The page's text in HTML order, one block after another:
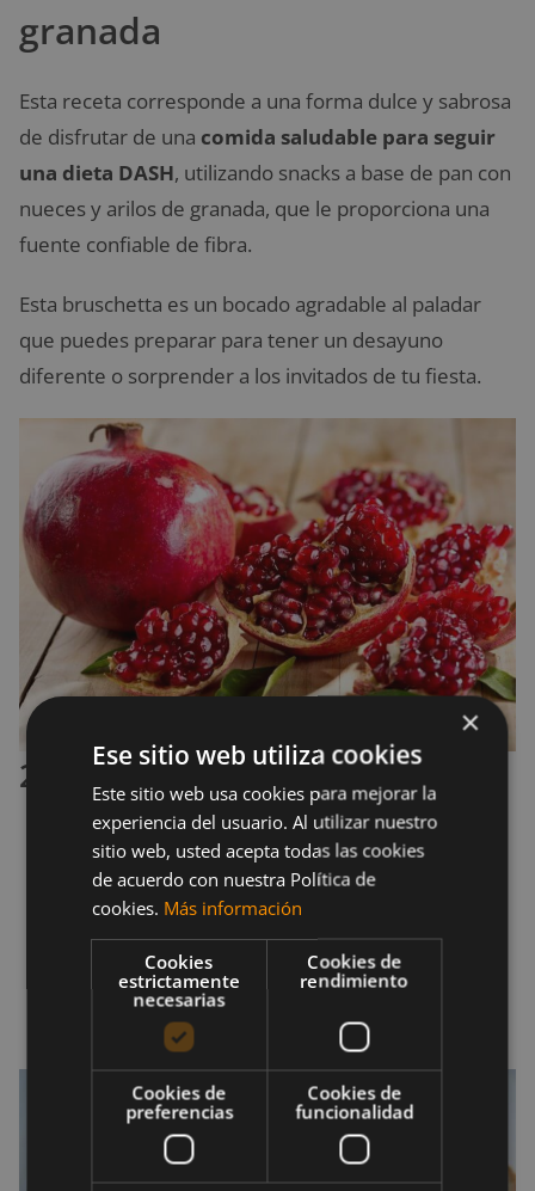
granada
Esta receta corresponde a una forma dulce y sabrosa
de disfrutar de una comida saludable para seguir
una dieta DASH, utilizando snacks a base de pan con
nueces y arilos de granada, que le proporciona una
fuente confiable de fibra.
Esta bruschetta es un bocado agradable al paladar
que puedes preparar para tener un desayuno
diferente o sorprender a los invitados de tu fiesta.
2.1 Ingredientes (4 porciones)
6 rebanadas de pan integral de nuez.
1 taza de queso ricotta, bajo en grasa.
1/2 cucharadita de ralladura de limón.
1/2 taza de arilos de granada.
2 cucharaditas de tomillo fresco.
1/4 cucharadita de sal marina.
×
Ese sitio web utiliza cookies
Este sitio web usa cookies para mejorar la
experiencia del usuario. Al utilizar nuestro
sitio web, usted acepta todas las cookies
de acuerdo con nuestra Política de
cookies. Más información
Cookies
estrictamente
necesarias
Cookies de
rendimiento
Cookies de
preferencias
Cookies de
funcionalidad